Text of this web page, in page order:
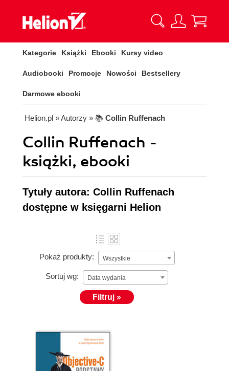
Kategorie Książki Ebooki Kursy video
Audiobooki Promocje Nowości Bestsellery
Darmowe ebooki
Helion.pl » Autorzy » 📚 Collin Ruffenach
Collin Ruffenach -
książki, ebooki
Tytuły autora: Collin Ruffenach
dostępne w księgarni Helion
Pokaż produkty: Wszystkie
Sortuj wg: Data wydania
Filtruj »